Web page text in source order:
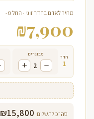
מחיר לאדם בחדר זוגי · החל מ-
₪7,900
חדר
1
מבוגרים
2
סה״כ לתשלום: ₪15,800